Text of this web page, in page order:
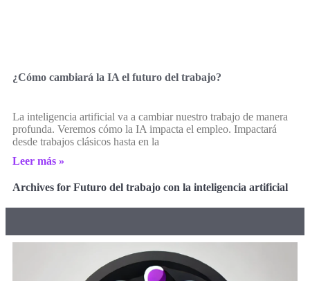
¿Cómo cambiará la IA el futuro del trabajo?
La inteligencia artificial va a cambiar nuestro trabajo de manera
profunda. Veremos cómo la IA impacta el empleo. Impactará
desde trabajos clásicos hasta en la
Leer más »
Archives for Futuro del trabajo con la inteligencia artificial